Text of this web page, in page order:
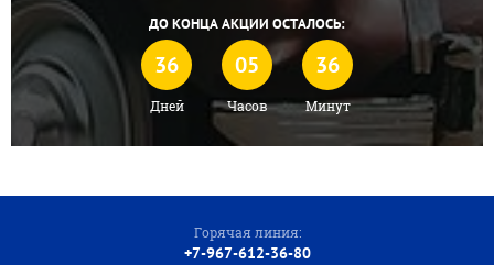
ДО КОНЦА АКЦИИ ОСТАЛОСЬ:
36
Дней
05
Часов
36
Минут
Горячая линия:
+7-967-612-36-80